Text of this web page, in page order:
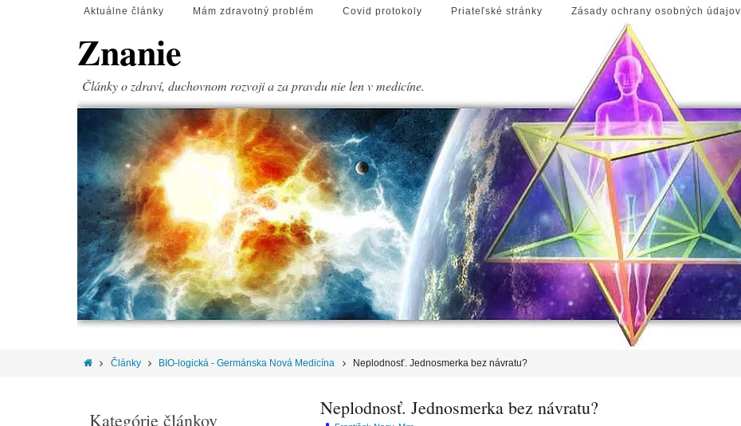
Aktuálne články Mám zdravotný problém Covid protokoly Priateľské stránky Zásady ochrany osobných údajov
Znanie
Články o zdraví, duchovnom rozvoji a za pravdu nie len v medicíne.
Články BIO-logická - Germánska Nová Medicína Neplodnosť. Jednosmerka bez návratu?
Neplodnosť. Jednosmerka bez návratu?
Kategórie článkov